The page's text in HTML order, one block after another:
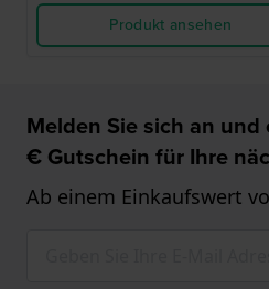
Produkt ansehen
Melden Sie sich an
€ Gutschein für Ihre
Ab einem Einkaufswert